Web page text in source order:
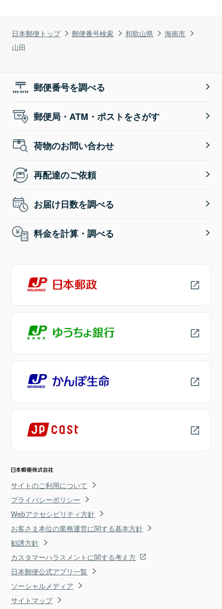
日本郵便トップ 郵便番号検索 和歌山県
海南市
山田
郵便番号を調べる
郵便局・ATM・ポストをさがす
荷物のお問い合わせ
再配達のご依頼
お届け日数を調べる
料金を計算・調べる
サイトのご利用について
プライバシーポリシー
Webアクセシビリティ方針
お客さま本位の業務運営に関する基本方針
勧誘方針
カスタマーハラスメントに関する考え方
日本郵便公式アプリ一覧
ソーシャルメディア
サイトマップ